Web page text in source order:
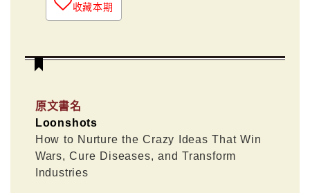
收藏本期
原文書名
Loonshots
How to Nurture the Crazy Ideas That Win
Wars, Cure Diseases, and Transform
Industries